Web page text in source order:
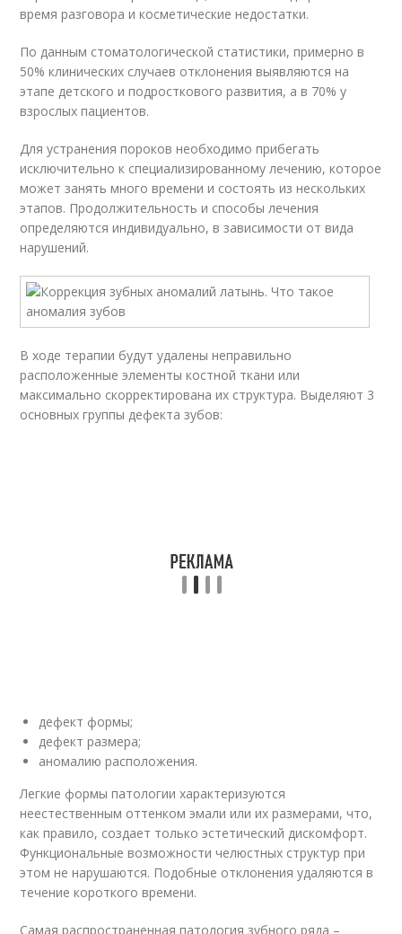
время разговора и косметические недостатки.
По данным стоматологической статистики, примерно в
50% клинических случаев отклонения выявляются на
этапе детского и подросткового развития, а в 70% у
взрослых пациентов.
Для устранения пороков необходимо прибегать
исключительно к специализированному лечению, которое
может занять много времени и состоять из нескольких
этапов. Продолжительность и способы лечения
определяются индивидуально, в зависимости от вида
нарушений.
В ходе терапии будут удалены неправильно
расположенные элементы костной ткани или
максимально скорректирована их структура. Выделяют 3
основных группы дефекта зубов:
дефект формы;
дефект размера;
аномалию расположения.
Легкие формы патологии характеризуются
неестественным оттенком эмали или их размерами, что,
как правило, создает только эстетический дискомфорт.
Функциональные возможности челюстных структур при
этом не нарушаются. Подобные отклонения удаляются в
течение короткого времени.
Самая распространенная патология зубного ряда –